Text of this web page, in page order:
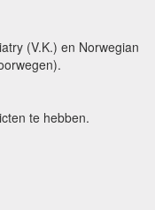
(V.K.) en Norwegian
te hebben.